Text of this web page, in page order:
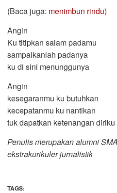
(Baca juga: menimbun rindu)
Angin
Ku titipkan salam padamu
sampaikanlah padanya
ku di sini menunggunya
Angin
kesegaranmu ku butuhkan
kecepatanmu ku nantikan
tuk dapatkan ketenangan diriku
Penulis merupakan alumni
ekstrakurikuler jurnalistik
TAGS: